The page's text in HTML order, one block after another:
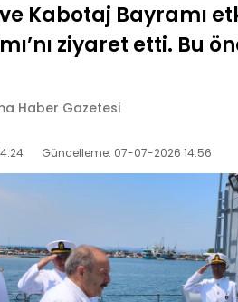
Kabotaj Bayramı
ziyaret etti. Bu
Haber Gazetesi
Güncelleme: 07-07-2026 14:56